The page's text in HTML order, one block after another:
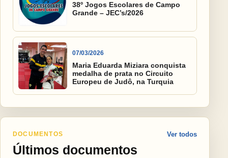
38º Jogos Escolares de Campo
Grande – JEC’s/2026
07/03/2026
Maria Eduarda Miziara conquista
medalha de prata no Circuito
Europeu de Judô, na Turquia
DOCUMENTOS
Últimos documentos
Ver todos